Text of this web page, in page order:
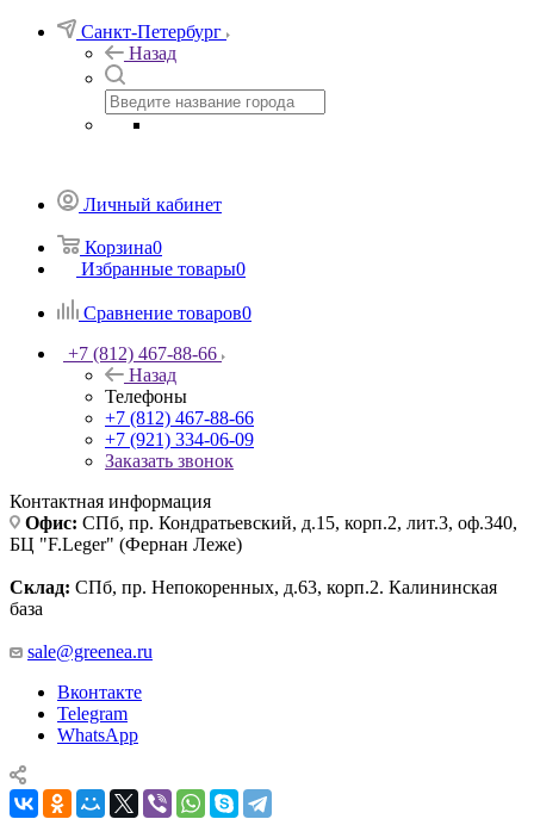
Санкт-Петербург
Назад
Личный кабинет
Корзина0
Избранные товары0
Сравнение товаров0
+7 (812) 467-88-66
Назад
Телефоны
+7 (812) 467-88-66
+7 (921) 334-06-09
Заказать звонок
Контактная информация
Офис: СПб, пр. Кондратьевский, д.15, корп.2, лит.3, оф.340,
БЦ "F.Leger" (Фернан Леже)
Склад: СПб, пр. Непокоренных, д.63, корп.2. Калининская
база
sale@greenea.ru
Вконтакте
Telegram
WhatsApp